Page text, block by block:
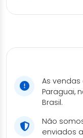
As
Paraguai,
Brasil.
Não
enviados